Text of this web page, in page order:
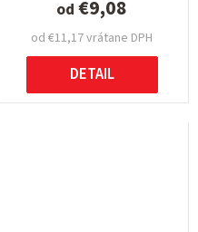
od €11,17 vrátane DPH
od €9,08
DETAIL